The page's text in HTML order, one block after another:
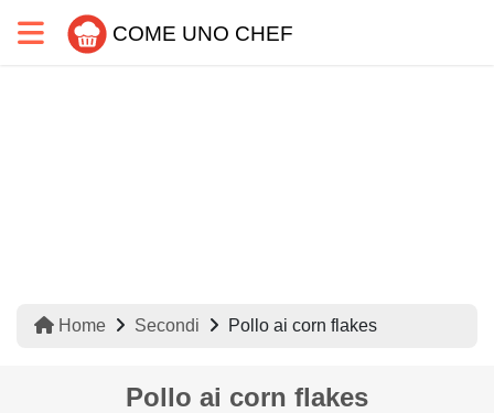
COME UNO CHEF
Home Secondi Pollo ai corn flakes
Pollo ai corn flakes